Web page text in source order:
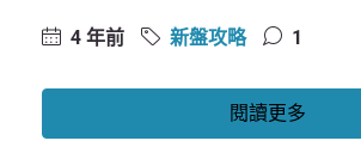
4 年前 新盤攻略 1
閱讀更多